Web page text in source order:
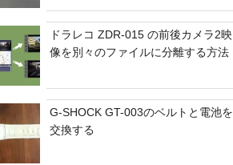
ドラレコ ZDR-015 の前後カメラ2映
像を別々のファイルに分離する方法
G-SHOCK GT-003のベルトと電池を
交換する